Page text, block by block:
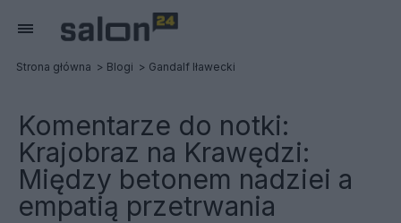
Strona główna Blogi Gandalf Iławecki
Komentarze do notki:
Krajobraz na Krawędzi:
Między betonem nadziei a
empatią przetrwania